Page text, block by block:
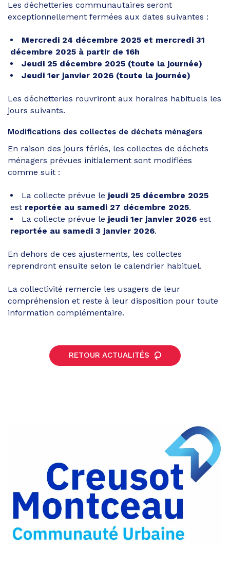
Les déchetteries communautaires seront
exceptionnellement fermées aux dates suivantes :
Mercredi 24 décembre 2025 et mercredi 31
décembre 2025 à partir de 16h
Jeudi 25 décembre 2025 (toute la journée)
Jeudi 1er janvier 2026 (toute la journée)
Les déchetteries rouvriront aux horaires habituels les
jours suivants.
Modifications des collectes de déchets ménagers
En raison des jours fériés, les collectes de déchets
ménagers prévues initialement sont modifiées
comme suit :
La collecte prévue le jeudi 25 décembre 2025
est reportée au samedi 27 décembre 2025.
La collecte prévue le jeudi 1er janvier 2026 est
reportée au samedi 3 janvier 2026.
En dehors de ces ajustements, les collectes
reprendront ensuite selon le calendrier habituel.
La collectivité remercie les usagers de leur
compréhension et reste à leur disposition pour toute
information complémentaire.
mail
RETOUR ACTUALITÉS